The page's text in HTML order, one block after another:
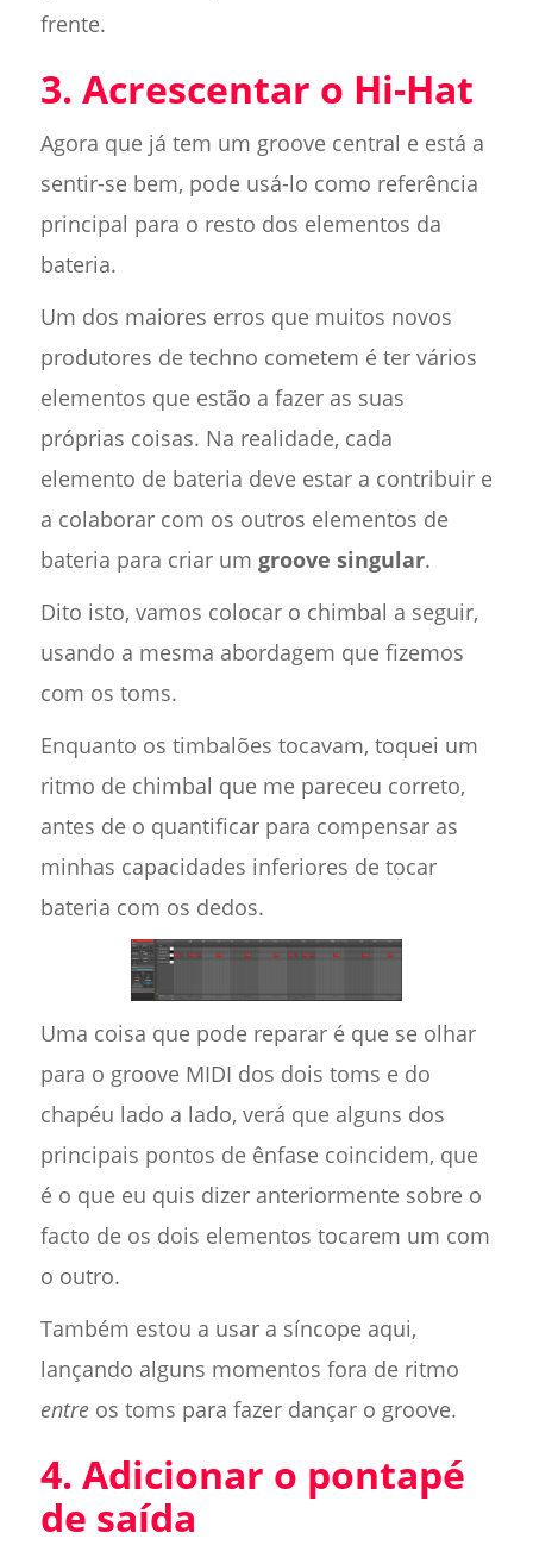
frente.
3. Acrescentar o Hi-Hat
Agora que já tem um groove central e está a
sentir-se bem, pode usá-lo como referência
principal para o resto dos elementos da
bateria.
Um dos maiores erros que muitos novos
produtores de techno cometem é ter vários
elementos que estão a fazer as suas
próprias coisas. Na realidade, cada
elemento de bateria deve estar a contribuir e
a colaborar com os outros elementos de
bateria para criar um groove singular.
Dito isto, vamos colocar o chimbal a seguir,
usando a mesma abordagem que fizemos
com os toms.
Enquanto os timbalões tocavam, toquei um
ritmo de chimbal que me pareceu correto,
antes de o quantificar para compensar as
minhas capacidades inferiores de tocar
bateria com os dedos.
Uma coisa que pode reparar é que se olhar
para o groove MIDI dos dois toms e do
chapéu lado a lado, verá que alguns dos
principais pontos de ênfase coincidem, que
é o que eu quis dizer anteriormente sobre o
facto de os dois elementos tocarem um com
o outro.
Também estou a usar a síncope aqui,
lançando alguns momentos fora de ritmo
entreos toms para fazer dançar o groove.
4. Adicionar o pontapé
de saída